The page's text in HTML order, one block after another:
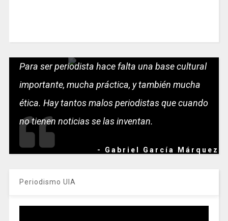
Para ser periodista hace falta una base cultural
importante, mucha práctica, y también mucha
ética. Hay tantos malos periodistas que cuando
no tienen noticias se las inventan.
- Gabriel García Márquez
Periodismo UIA